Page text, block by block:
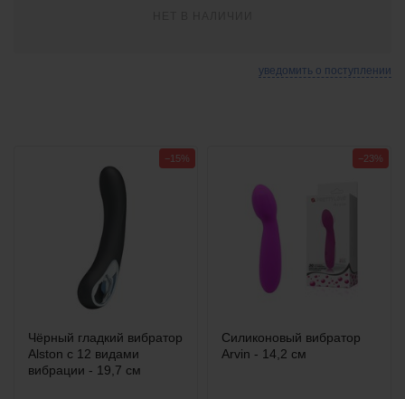
уведомить о поступлении
Чёрный гладкий вибратор
Alston с 12 видами
вибрации - 19,7 см
−15%
Силиконовый вибратор
Arvin - 14,2 см
−23%